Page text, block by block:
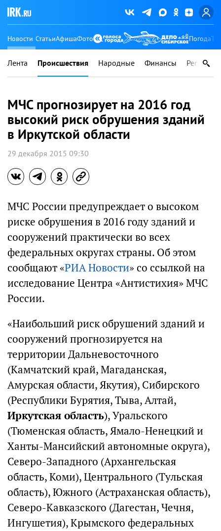
Новости СтатьиАфишаФото Погода
Лента Происшествия Народные Финансы Регионы
МЧС прогнозирует на 2016 год
высокий риск обрушения зданий
в Иркутской области
29 декабря 2015 09:30
МЧС России предупреждает о высоком
риске обрушения в 2016 году зданий и
сооружений практически во всех
федеральных округах страны. Об этом
сообщают «РИА Новости» со ссылкой на
исследование Центра «Антистихия» МЧС
России.
«Наибольший риск обрушений зданий и
сооружений прогнозируется на
территории Дальневосточного
(Камчатский край, Магаданская,
Амурская области, Якутия), Сибирского
(Республики Бурятия, Тыва, Алтай,
Иркутская область), Уральского
(Тюменская область, Ямало-Ненецкий и
Ханты-Мансийский автономные округа),
Северо-Западного (Архангельская
область, Коми), Центрального (Тульская
область), Южного (Астраханская область),
Северо-Кавказского (Дагестан, Чечня,
Ингушетия), Крымского федеральных